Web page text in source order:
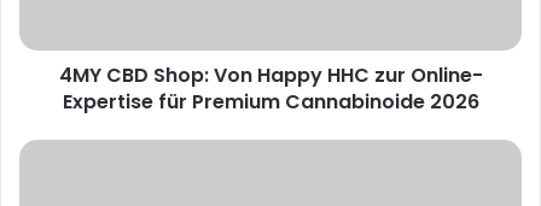
4MY CBD Shop: Von Happy HHC zur Online-
Expertise für Premium Cannabinoide 2026